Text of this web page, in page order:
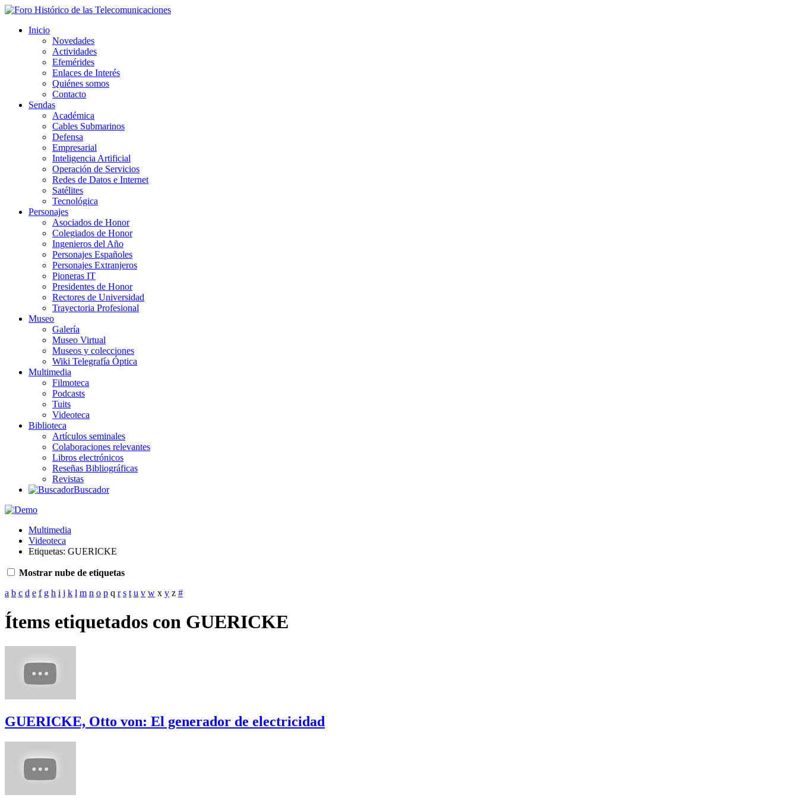
Inicio
Novedades
Actividades
Efemérides
Enlaces de Interés
Quiénes somos
Contacto
Sendas
Académica
Cables Submarinos
Defensa
Empresarial
Inteligencia Artificial
Operación de Servicios
Redes de Datos e Internet
Satélites
Tecnológica
Personajes
Asociados de Honor
Colegiados de Honor
Ingenieros del Año
Personajes Españoles
Personajes Extranjeros
Pioneras IT
Presidentes de Honor
Rectores de Universidad
Trayectoria Profesional
Museo
Galería
Museo Virtual
Museos y colecciones
Wiki Telegrafía Óptica
Multimedia
Filmoteca
Podcasts
Tuits
Videoteca
Biblioteca
Artículos seminales
Colaboraciones relevantes
Libros electrónicos
Reseñas Bibliográficas
Revistas
Buscador
Multimedia
Videoteca
Etiquetas: GUERICKE
Mostrar nube de etiquetas
a b c d e f g h i j k l m n o p q r s t u v w x y z #
Ítems etiquetados con GUERICKE
GUERICKE, Otto von: El generador de electricidad